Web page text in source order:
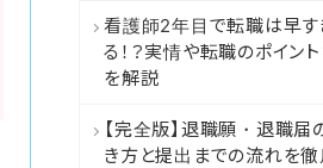
看護師2年目で転職は早す
る！？実情や転職のポイン
を解説
【完全版】退職願・退職届
き方と提出までの流れを